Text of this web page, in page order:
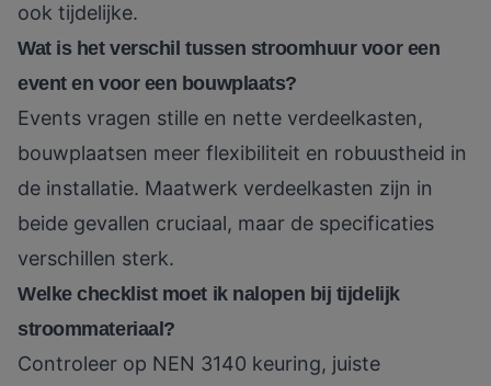
ook tijdelijke.
Wat is het verschil tussen stroomhuur voor een
event en voor een bouwplaats?
Events vragen stille en nette verdeelkasten,
bouwplaatsen meer flexibiliteit en robuustheid in
de installatie. Maatwerk verdeelkasten zijn in
beide gevallen cruciaal, maar de specificaties
verschillen sterk.
Welke checklist moet ik nalopen bij tijdelijk
stroommateriaal?
Controleer op NEN 3140 keuring, juiste